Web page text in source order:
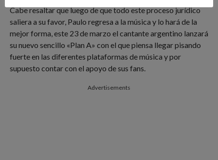
Cabe resaltar que luego de que todo este proceso jurídico
saliera a su favor, Paulo regresa a la música y lo hará de la
mejor forma, este 23 de marzo el cantante argentino lanzará
su nuevo sencillo «Plan A» con el que piensa llegar pisando
fuerte en las diferentes plataformas de música y por
supuesto contar con el apoyo de sus fans.
Advertisements